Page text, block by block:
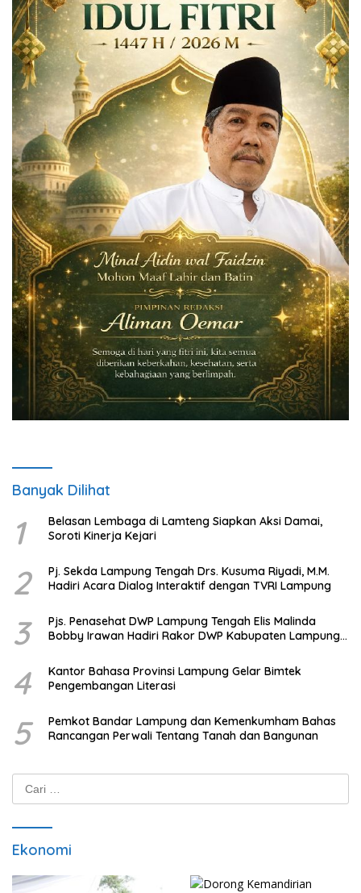
Banyak Dilihat
1
Belasan Lembaga di Lamteng Siapkan Aksi Damai,
Soroti Kinerja Kejari
2
Pj. Sekda Lampung Tengah Drs. Kusuma Riyadi, M.M.
Hadiri Acara Dialog Interaktif dengan TVRI Lampung
3
Pjs. Penasehat DWP Lampung Tengah Elis Malinda
Bobby Irawan Hadiri Rakor DWP Kabupaten Lampung
4
Kantor Bahasa Provinsi Lampung Gelar Bimtek
Pengembangan Literasi
5
Pemkot Bandar Lampung dan Kemenkumham Bahas
Rancangan Perwali Tentang Tanah dan Bangunan
Cari
untuk:
Ekonomi